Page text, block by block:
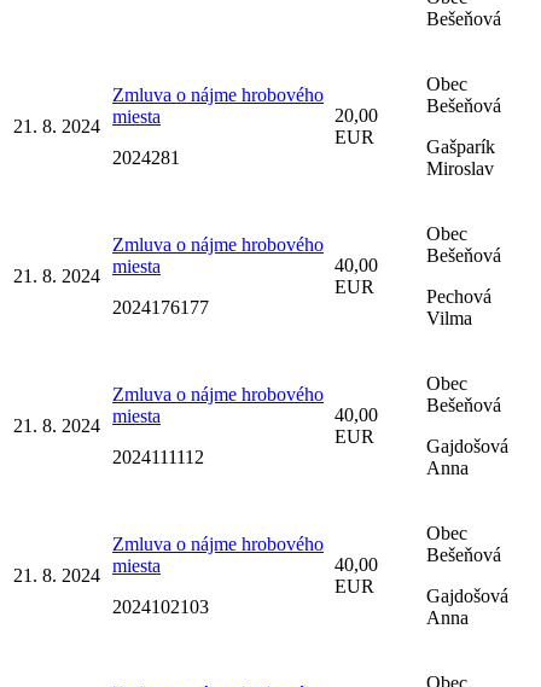
Bešeňová
21. 8. 2024
Zmluva o nájme hrobového
miesta
2024281
20,00
EUR
Obec
Bešeňová
Gašparík
Miroslav
21. 8. 2024
Zmluva o nájme hrobového
miesta
2024176177
40,00
EUR
Obec
Bešeňová
Pechová
Vilma
21. 8. 2024
Zmluva o nájme hrobového
miesta
2024111112
40,00
EUR
Obec
Bešeňová
Gajdošová
Anna
21. 8. 2024
Zmluva o nájme hrobového
miesta
2024102103
40,00
EUR
Obec
Bešeňová
Gajdošová
Anna
Obec